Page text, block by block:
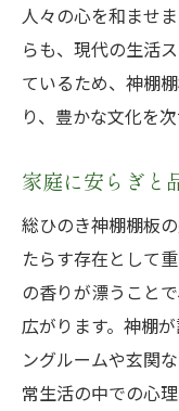
人々の心を和ませ
らも、現代の生活
ているため、神棚
り、豊かな文化を
家庭に安らぎと
総ひのき神棚棚板
たらす存在として
の香りが漂うこと
広がります。神棚
ングルームや玄関
常生活の中での心